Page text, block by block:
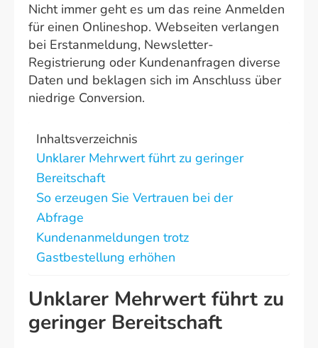
Nicht immer geht es um das reine Anmelden
für einen Onlineshop. Webseiten verlangen
bei Erstanmeldung, Newsletter-
Registrierung oder Kundenanfragen diverse
Daten und beklagen sich im Anschluss über
niedrige Conversion.
Inhaltsverzeichnis
Unklarer Mehrwert führt zu geringer
Bereitschaft
So erzeugen Sie Vertrauen bei der
Abfrage
Kundenanmeldungen trotz
Gastbestellung erhöhen
Unklarer Mehrwert führt zu
geringer Bereitschaft